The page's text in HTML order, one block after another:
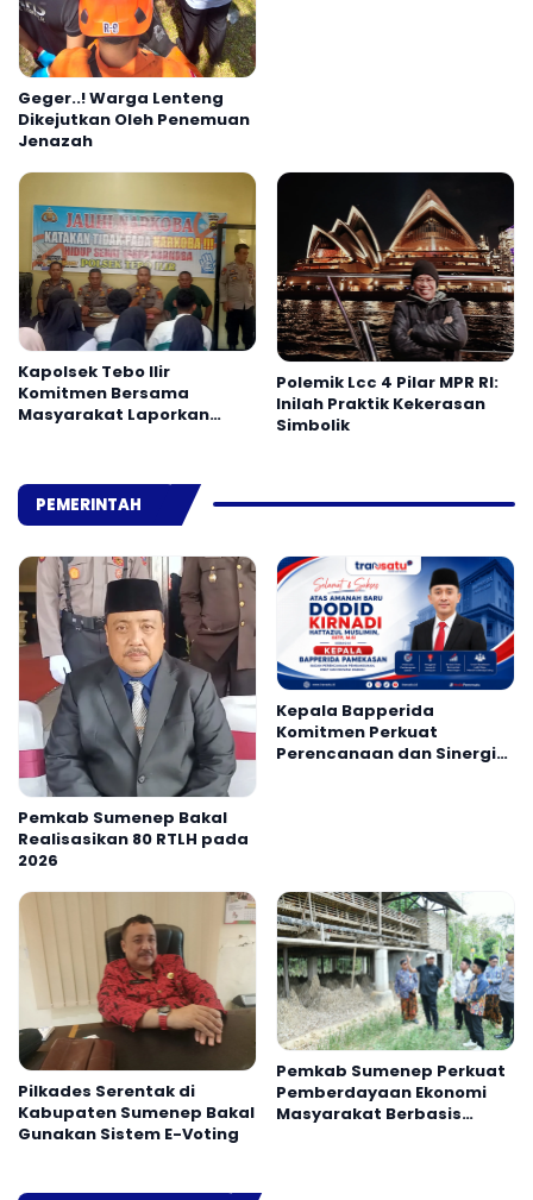
Geger..! Warga Lenteng
Dikejutkan Oleh Penemuan
Jenazah
Kapolsek Tebo Ilir
Komitmen Bersama
Masyarakat Laporkan
Polemik Lcc 4 Pilar MPR RI:
Inilah Praktik Kekerasan
Simbolik
PEMERINTAH
Pemkab Sumenep Bakal
Realisasikan 80 RTLH pada
2026
Kepala Bapperida
Komitmen Perkuat
Perencanaan dan Sinergi
Pilkades Serentak di
Kabupaten Sumenep Bakal
Gunakan Sistem E-Voting
Pemkab Sumenep Perkuat
Pemberdayaan Ekonomi
Masyarakat Berbasis